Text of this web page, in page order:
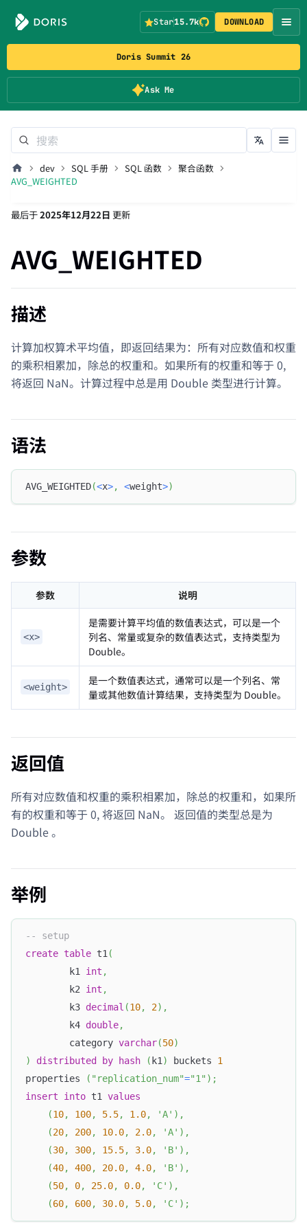
Doris Summit 26
Ask Me
Star15.7k DOWNLOAD
dev SQL 手册 SQL 函数
聚合函数
AVG_WEIGHTED
最后于2025年12月22日 更新
AVG_WEIGHTED
描述
计算加权算术平均值，即返回结果为：所有对应数值和权重
的乘积相累加，除总的权重和。如果所有的权重和等于 0,
将返回 NaN。计算过程中总是用 Double 类型进行计算。
语法
AVG_WEIGHTED(<x>, <weight>)
参数
参数 说明
<x>
是需要计算平均值的数值表达式，可以是一个
列名、常量或复杂的数值表达式，支持类型为
Double。
<weight>
是一个数值表达式，通常可以是一个列名、常
量或其他数值计算结果，支持类型为 Double。
返回值
所有对应数值和权重的乘积相累加，除总的权重和，如果所
有的权重和等于 0, 将返回 NaN。 返回值的类型总是为
Double 。
举例
-- setup
create table t1(
        k1
int ,
        k2
int ,
        k3
decimal (10, 2) ,
        k4
double,
        category
varchar(50)
)
distributed by hash ( k1) buckets 1
properties
( "replication_num"="1" ) ;
insert
into t1 values
(10, 100, 5.5, 1.0, 'A' ) ,
(20, 200, 10.0, 2.0, 'A' ) ,
(30, 300, 15.5, 3.0, 'B' ) ,
(40, 400, 20.0, 4.0, 'B' ) ,
(50, 0, 25.0, 0.0, 'C' ) ,
(60, 600, 30.0, 5.0, 'C' ) ;